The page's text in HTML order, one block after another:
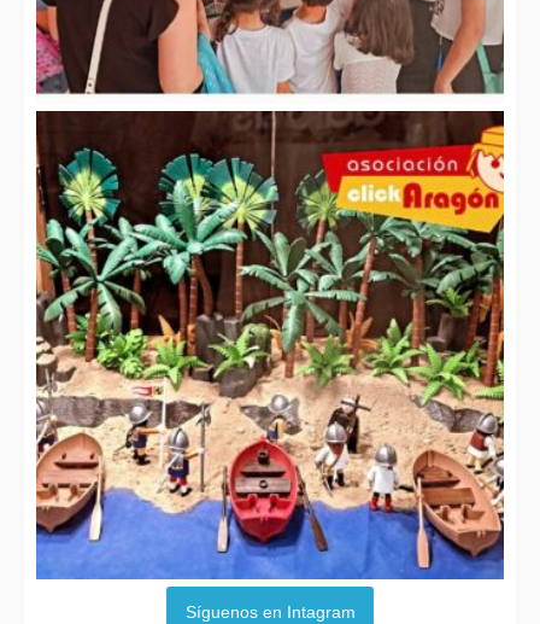
Síguenos en Intagram